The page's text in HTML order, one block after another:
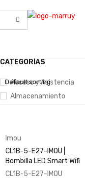
CATEGORÍAS
Acceso y Asistencia
Almacenamiento
Incendio
Infaltables del Hogar
Intrusión
Default sorting
MOSTRAR SOLO
Imou
CL1B-5-E27-IMOU |
Bombilla LED Smart Wifi
CL1B-5-E27-IMOU